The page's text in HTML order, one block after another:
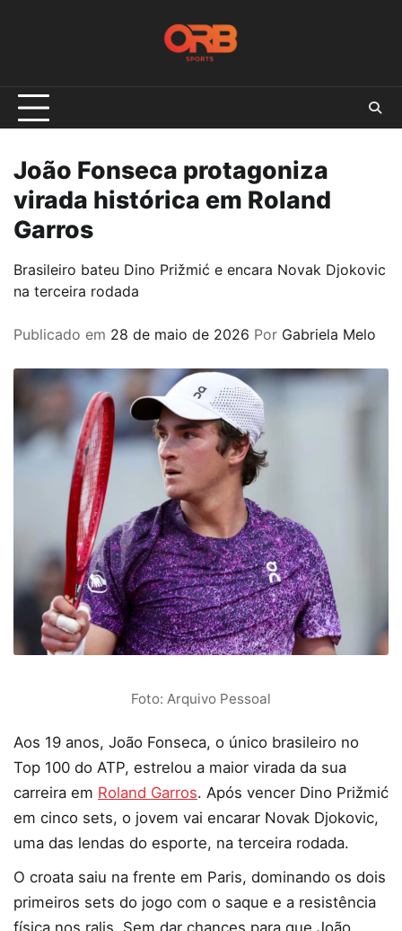
João Fonseca protagoniza
virada histórica em Roland
Garros
Brasileiro bateu Dino Prižmić e encara Novak Djokovic
na terceira rodada
Publicado em 28 de maio de 2026 Por Gabriela Melo
Foto: Arquivo Pessoal
Aos 19 anos, João Fonseca, o único brasileiro no
Top 100 do ATP, estrelou a maior virada da sua
carreira em Roland Garros. Após vencer Dino Prižmić
em cinco sets, o jovem vai encarar Novak Djokovic,
uma das lendas do esporte, na terceira rodada.
O croata saiu na frente em Paris, dominando os dois
primeiros sets do jogo com o saque e a resistência